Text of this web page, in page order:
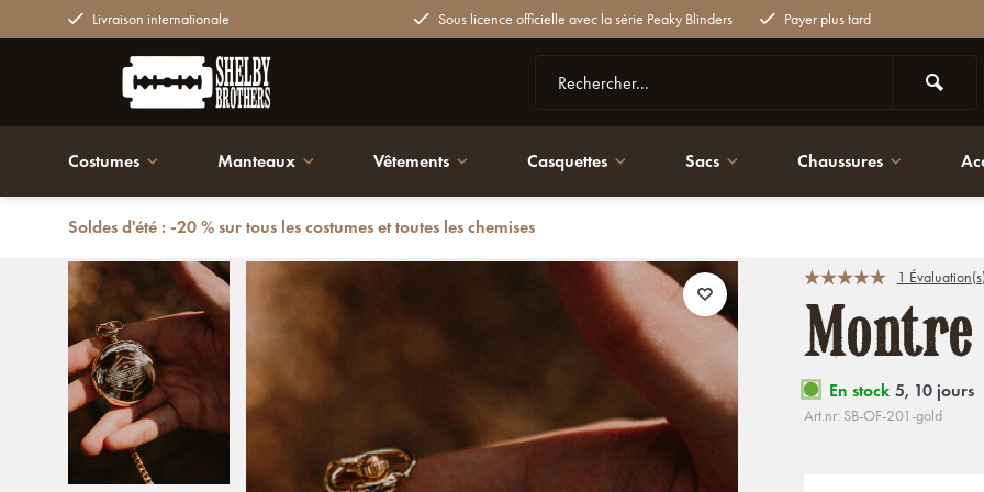
Livraison internationale Sous licence officielle avec la série Peaky Blinders Payer plus tard
Costumes Manteaux Vêtements Casquettes Sacs Chaussures
Soldes d'été : -20 % sur tous les costumes et toutes les chemises
Retour Montre de poche Or
1 Évaluation(s)
Montre
En stock 5, 10 jours
Art.nr: SB-OF-201-gold